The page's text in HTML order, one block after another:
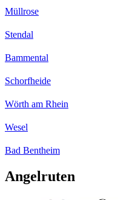
Müllrose
Stendal
Bammental
Schorfheide
Wörth am Rhein
Wesel
Bad Bentheim
Angelruten